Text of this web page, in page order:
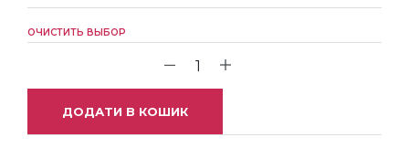
ОЧИСТИТЬ ВЫБОР
ДОДАТИ В КОШИК